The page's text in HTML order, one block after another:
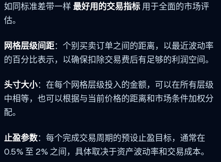
如同标准差带一样 最好用的交易指标 用于全面的市场评
估。
网格层级间距：个别买卖订单之间的距离，以最近波动率
的百分比表示，以确保扣除交易费后有足够的利润空间。
头寸大小：在每个网格层级投入的金额，可以在所有层级
中相等，也可以根据与当前价格的距离和市场条件加权分
配。
止盈参数：每个完成交易周期的预设止盈目标，通常在
0.5% 至 2% 之间，具体取决于资产波动率和交易成本。